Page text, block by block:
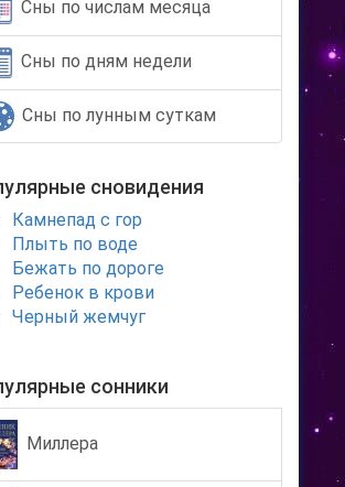
Сны по числам месяца
Сны по дням недели
Сны по лунным суткам
сновидения
Камнепад с гор
Плыть по воде
Бежать по дороге
Ребенок в крови
Черный жемчуг
сонники
Миллера